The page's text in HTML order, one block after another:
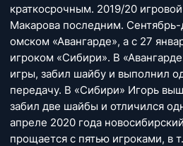
краткосрочным. 2019/20
Макарова последним.
омском «Авангарде», а с 27
игроком «Сибири». В
игры, забил шайбу и выполнил
передачу. В «Сибири» Игорь
забил две шайбы и отличился
апреле 2020 года
прощается с пятью игроками, в